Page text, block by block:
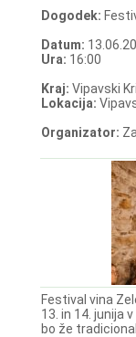
Dogodek:
Datum:
Ura: 16:00
Kraj: Vipavski
Lokacija:
Organizator:
Festival vina
13. in 14. junija
bo že